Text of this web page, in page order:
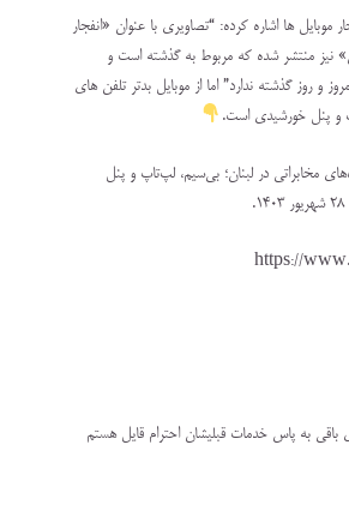
موبایل ها اشاره کرده: “تصاویری با عنوان «انفجار
نیز منتشر شده که مربوط به گذشته است و
و روز گذشته ندارد” اما از موبایل بدتر تلفن های
و پنل خورشیدی است.
مخابراتی در لبنان؛ بی‌سیم، لپ‌تاپ و پنل
https://
باقی به پاس خدمات قبلیشان احترام قایل هستم